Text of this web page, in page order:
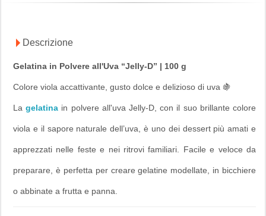
Descrizione
Gelatina in Polvere all'Uva “Jelly-D” | 100 g
Colore viola accattivante, gusto dolce e delizioso di uva 🍇
Lagelatina in polvere all'uvaJelly-D , con il suo brillante colore
viola e il sapore naturale dell’uva, è uno dei dessert più amati e
apprezzati nelle feste e nei ritrovi familiari. Facile e veloce da
preparare, è perfetta per creare gelatine modellate, in bicchiere
o abbinate a frutta e panna.